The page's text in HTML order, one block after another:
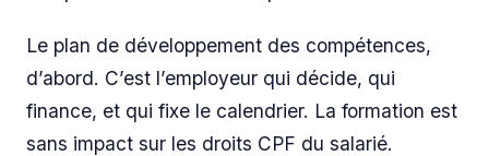
Le plan de développement des compétences,
d’abord. C’est l’employeur qui décide, qui
finance, et qui fixe le calendrier. La formation est
sans impact sur les droits CPF du salarié.